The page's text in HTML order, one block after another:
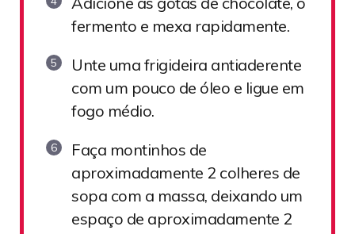
fermento e mexa rapidamente.
Unte uma frigideira antiaderente
com um pouco de óleo e ligue em
fogo médio.
Faça montinhos de
aproximadamente 2 colheres de
sopa com a massa, deixando um
espaço de aproximadamente 2